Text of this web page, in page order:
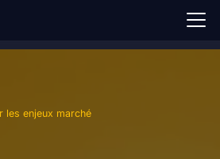
les enjeux marché